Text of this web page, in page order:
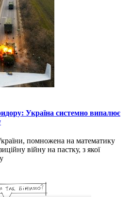
Україна системно випалює
помножена на математику
війну на пастку, з якої